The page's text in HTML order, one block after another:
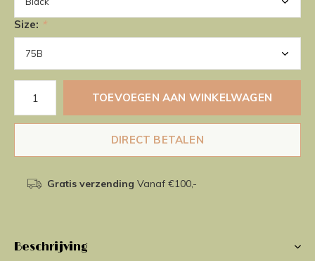
Size: *
TOEVOEGEN AAN WINKELWAGEN
DIRECT BETALEN
Gratis verzending Vanaf €100,-
Beschrijving